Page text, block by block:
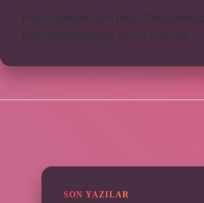
https://obirsite.com
https://
https://bastdebriyaj.com.tr Sitemap
SON YAZILAR